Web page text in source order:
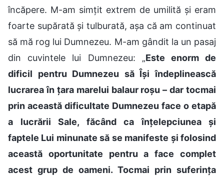
încăpere. M-am simțit extrem de umilită și eram
foarte supărată și tulburată, așa că am continuat
să mă rog lui Dumnezeu. M-am gândit la un pasaj
din cuvintele lui Dumnezeu: „Este enorm de
dificil pentru Dumnezeu să Își îndeplinească
lucrarea în țara marelui balaur roșu – dar tocmai
prin această dificultate Dumnezeu face o etapă
a lucrării Sale, făcând ca înțelepciunea și
faptele Lui minunate să se manifeste și folosind
această oportunitate pentru a face complet
acest grup de oameni. Tocmai prin suferința